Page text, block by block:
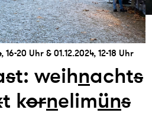
16-20 Uhr & 01.12.2024, 12-18 Uhr
st: weihnachts
t kornelimüns